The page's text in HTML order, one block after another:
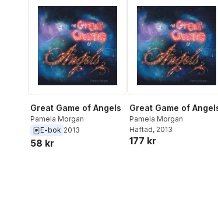
Great Game of Angels
Pamela Morgan
E-bok 2013
58 kr
Great Game of
Pamela Morgan
Häftad, 2013
177 kr